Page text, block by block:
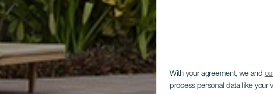
With your agreement, we and
process personal data like your